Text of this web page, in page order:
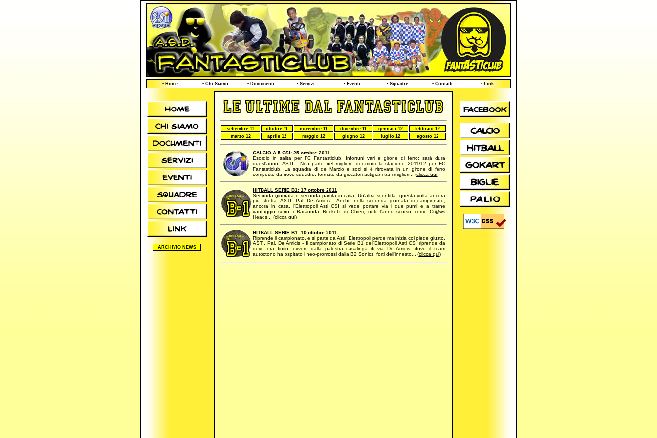
• Home • Chi Siamo • Documenti • Servizi • Eventi • Squadre • Contatti • Link
ARCHIVIO NEWS
settembre 11 ottobre 11 novembre 11 dicembre 11 gennaio 12
febbraio 12
marzo 12
aprile 12 maggio 12 giugno 12 luglio 12 agosto 12
CALCIO A 5 CSI: 25 ottobre 2011
Esordio in salita per FC Fantasticlub. Infortuni vari e girone di ferro: sarà dura
quest'anno. ASTI - Non parte nel migliore dei modi la stagione 2011/12 per FC
Fantasticlub. La squadra di de Marzio e soci si è ritrovata in un girone di ferro
composto da nove squadre, formate da giocatori astigiani tra i migliori... (clicca qui)
HITBALL SERIE B1: 17 ottobre 2011
Seconda giornata e seconda partita in casa. Un'altra sconfitta, questa volta ancora
più stretta. ASTI, Pal. De Amicis - Anche nella seconda giornata di campionato,
ancora in casa, l'Elettropoli Asti CSI si vede portare via i due punti e a trarne
vantaggio sono i Baraonda Rocketz di Chieri, noti l'anno scorso come Cr@ws
Heads... (clicca qui)
HITBALL SERIE B1: 10 ottobre 2011
Riprende il campionato, e si parte da Asti! Elettropoli perde ma inizia col piede giusto.
ASTI, Pal. De Amicis - Il campionato di Serie B1 dell'Elettropoli Asti CSI riprende da
dove era finito, ovvero dalla palestra casalinga di via De Amicis, dove il team
autoctono ha ospitato i neo-promossi dalla B2 Sonics, forti dell'innesto... (clicca qui)